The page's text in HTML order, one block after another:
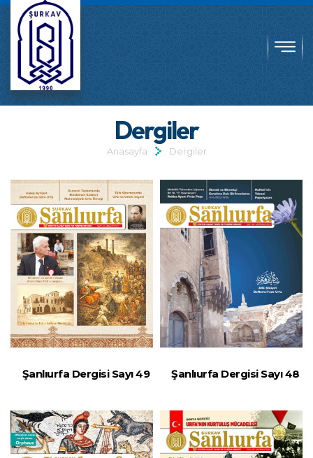
Dergiler
Anasayfa Dergiler
Şanlıurfa Dergisi Sayı 49 Şanlıurfa Dergisi Sayı 48